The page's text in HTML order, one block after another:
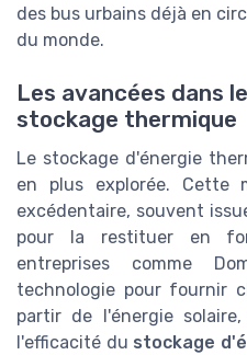
des bus urbains déjà en
du monde.
Les avancées dans
stockage thermique
Le stockage d'énergie
en plus explorée. Cette
excédentaire, souvent
pour la restituer en
entreprises comme
technologie pour fournir
partir de l'énergie
l'efficacité du stockage